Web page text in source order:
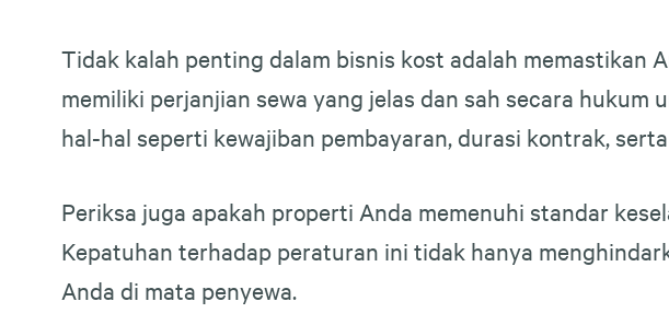
Tidak kalah penting dalam bisnis kost adalah memastikan
memiliki perjanjian sewa yang jelas dan sah secara
hal-hal seperti kewajiban pembayaran, durasi kontrak,
Periksa juga apakah properti Anda memenuhi standar
Kepatuhan terhadap peraturan ini tidak hanya
Anda di mata penyewa.